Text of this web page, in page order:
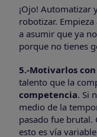
¡Ojo! Automatizar
robotizar. Empieza
a asumir que ya
porque no tienes
5.-Motivarlos
talento que la
competencia. Si
medio de la
pasado fue brutal.
esto es vía